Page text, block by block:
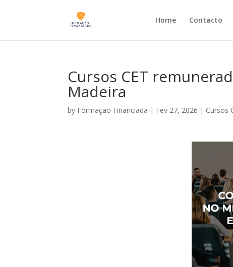
Home Contacto
Cursos CET
Madeira
by Formação Financiada | Fev 27, 2026 | Cursos